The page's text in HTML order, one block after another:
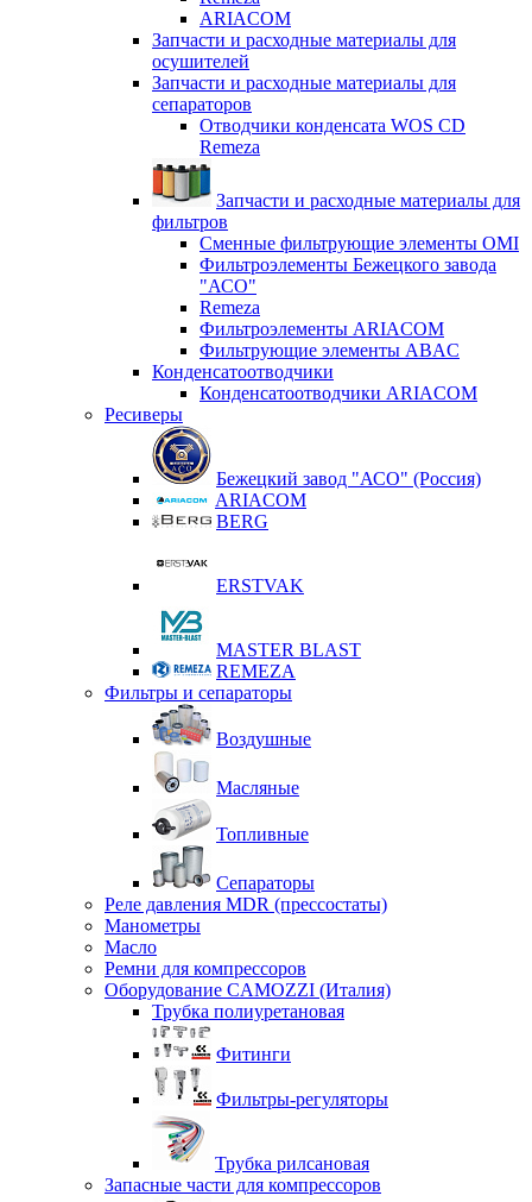
ARIACOM
Запчасти и расходные материалы для
осушителей
Запчасти и расходные материалы для
сепараторов
Отводчики конденсата WOS CD
Remeza
Запчасти и расходные материалы для
фильтров
Сменные фильтрующие элементы OMI
Фильтроэлементы Бежецкого завода
"АСО"
Remeza
Фильтроэлементы ARIACOM
Фильтрующие элементы ABAC
Конденсатоотводчики
Конденсатоотводчики ARIACOM
Ресиверы
Бежецкий завод "АСО" (Россия)
ARIACOM
BERG
ERSTVAK
MASTER BLAST
REMEZA
Фильтры и сепараторы
Воздушные
Масляные
Топливные
Сепараторы
Реле давления MDR (прессостаты)
Манометры
Масло
Ремни для компрессоров
Оборудование CAMOZZI (Италия)
Трубка полиуретановая
Фитинги
Фильтры-регуляторы
Трубка рилсановая
Запасные части для компрессоров